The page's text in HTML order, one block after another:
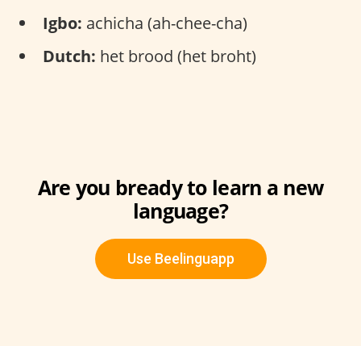
Igbo: achicha (ah-chee-cha)
Dutch: het brood (het broht)
Are you bready to learn a new
language?
Use Beelinguapp